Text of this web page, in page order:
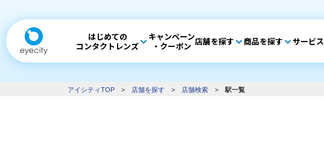
はじめての
コンタクトレンズ
キャンペーン
・クーポン 店舗を探す 商品を探す サービス
アイシティTOP > 店舗を探す > 店舗検索 > 駅一覧